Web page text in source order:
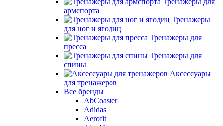
Тренажеры для
армспорта
Тренажеры
для ног и ягодиц
Тренажеры для
пресса
Тренажеры для
спины
Аксессуары
для тренажеров
Все бренды
AbCoaster
Adidas
Aerofit